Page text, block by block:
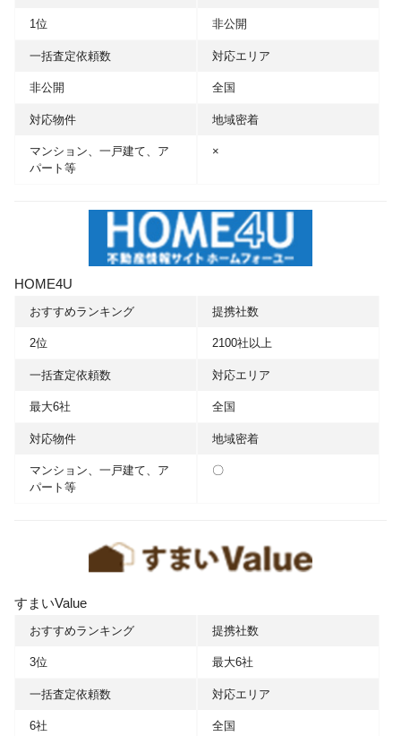
1位 非公開
一括査定依頼数
非公開
対応エリア
全国
対応物件
マンション、一戸建て、ア
パート等
地域密着
×
HOME4U
おすすめランキング
2位
提携社数
2100社以上
一括査定依頼数
最大6社
対応エリア
全国
対応物件
マンション、一戸建て、ア
パート等
地域密着
〇
すまいValue
おすすめランキング
3位
提携社数
最大6社
一括査定依頼数
6社
対応エリア
全国